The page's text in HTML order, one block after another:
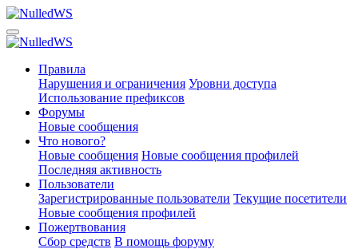
Правила
Нарушения и ограничения Уровни доступа
Использование префиксов
Форумы
Новые сообщения
Что нового?
Новые сообщения Новые сообщения профилей
Последняя активность
Пользователи
Зарегистрированные пользователи Текущие посетители
Новые сообщения профилей
Пожертвования
Сбор средств В помощь форуму